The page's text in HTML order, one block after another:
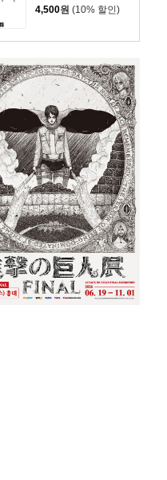
4,500원 (10% 할인)